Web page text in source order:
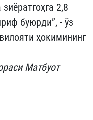
2,8
буюрди”, - ўз
ҳокимининг
Матбуот